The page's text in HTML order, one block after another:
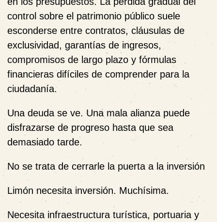
control sobre el patrimonio público suele
esconderse entre contratos, cláusulas de
exclusividad, garantías de ingresos,
compromisos de largo plazo y fórmulas
financieras difíciles de comprender para la
ciudadanía.
Una deuda se ve. Una mala alianza puede
disfrazarse de progreso hasta que sea
demasiado tarde.
No se trata de cerrarle la puerta a la inversión
Limón necesita inversión. Muchísima.
Necesita infraestructura turística, portuaria y